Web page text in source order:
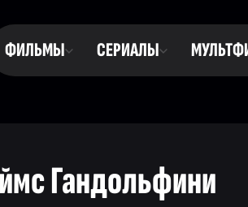
ФИЛЬМЫ СЕРИАЛЫ
Гандольфини